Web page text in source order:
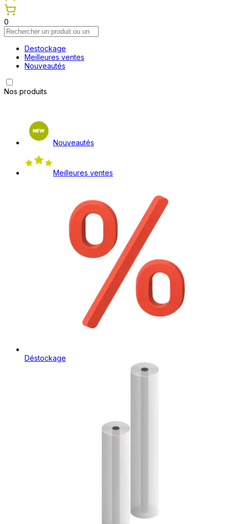
0
Destockage
Meilleures ventes
Nouveautés
Nos produits
Nouveautés
Meilleures ventes
Déstockage